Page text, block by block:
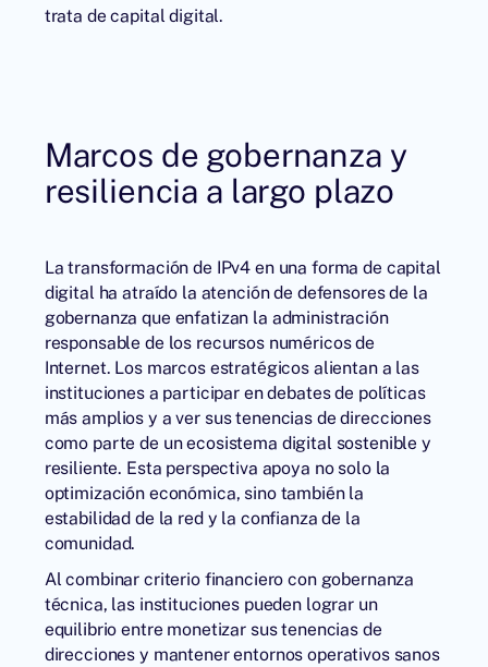
trata de capital digital.
Marcos de gobernanza y
resiliencia a largo plazo
La transformación de IPv4 en una forma de capital
digital ha atraído la atención de defensores de la
gobernanza que enfatizan la administración
responsable de los recursos numéricos de
Internet. Los marcos estratégicos alientan a las
instituciones a participar en debates de políticas
más amplios y a ver sus tenencias de direcciones
como parte de un ecosistema digital sostenible y
resiliente. Esta perspectiva apoya no solo la
optimización económica, sino también la
estabilidad de la red y la confianza de la
comunidad.
Al combinar criterio financiero con gobernanza
técnica, las instituciones pueden lograr un
equilibrio entre monetizar sus tenencias de
direcciones y mantener entornos operativos sanos